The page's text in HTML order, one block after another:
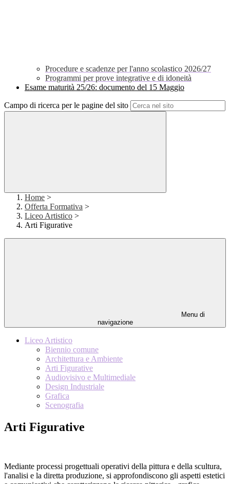
Procedure e scadenze per l'anno scolastico 2026/27
Programmi per prove integrative e di idoneità
Esame maturità 25/26: documento del 15 Maggio
Campo di ricerca per le pagine del sito
Home >
Offerta Formativa >
Liceo Artistico >
Arti Figurative
Menu di
navigazione
Liceo Artistico
Biennio comune
Architettura e Ambiente
Arti Figurative
Audiovisivo e Multimediale
Design Industriale
Grafica
Scenografia
Arti Figurative
Mediante processi progettuali operativi della pittura e della scultura,
l'analisi e la diretta produzione, si approfondiscono gli aspetti estetici